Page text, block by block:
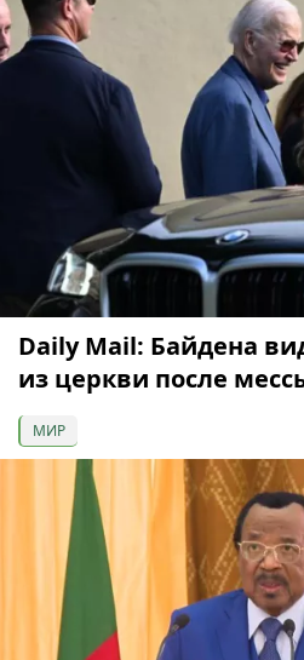
Daily Mail: Байдена
из церкви после
МИР